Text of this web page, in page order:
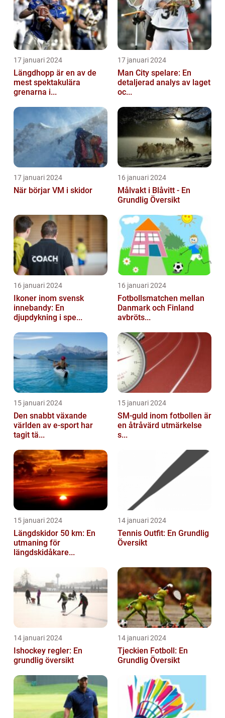
17 januari 2024
Längdhopp är en av de
mest spektakulära
grenarna i...
17 januari 2024
Man City spelare: En
detaljerad analys av laget
oc...
17 januari 2024
När börjar VM i skidor
16 januari 2024
Målvakt i Blåvitt - En
Grundlig Översikt
16 januari 2024
Ikoner inom svensk
innebandy: En
djupdykning i spe...
16 januari 2024
Fotbollsmatchen mellan
Danmark och Finland
avbröts...
15 januari 2024
Den snabbt växande
världen av e-sport har
tagit tä...
15 januari 2024
SM-guld inom fotbollen är
en åtråvärd utmärkelse
s...
15 januari 2024
Längdskidor 50 km: En
utmaning för
längdskidåkare...
14 januari 2024
Tennis Outfit: En Grundlig
Översikt
14 januari 2024
Ishockey regler: En
grundlig översikt
14 januari 2024
Tjeckien Fotboll: En
Grundlig Översikt